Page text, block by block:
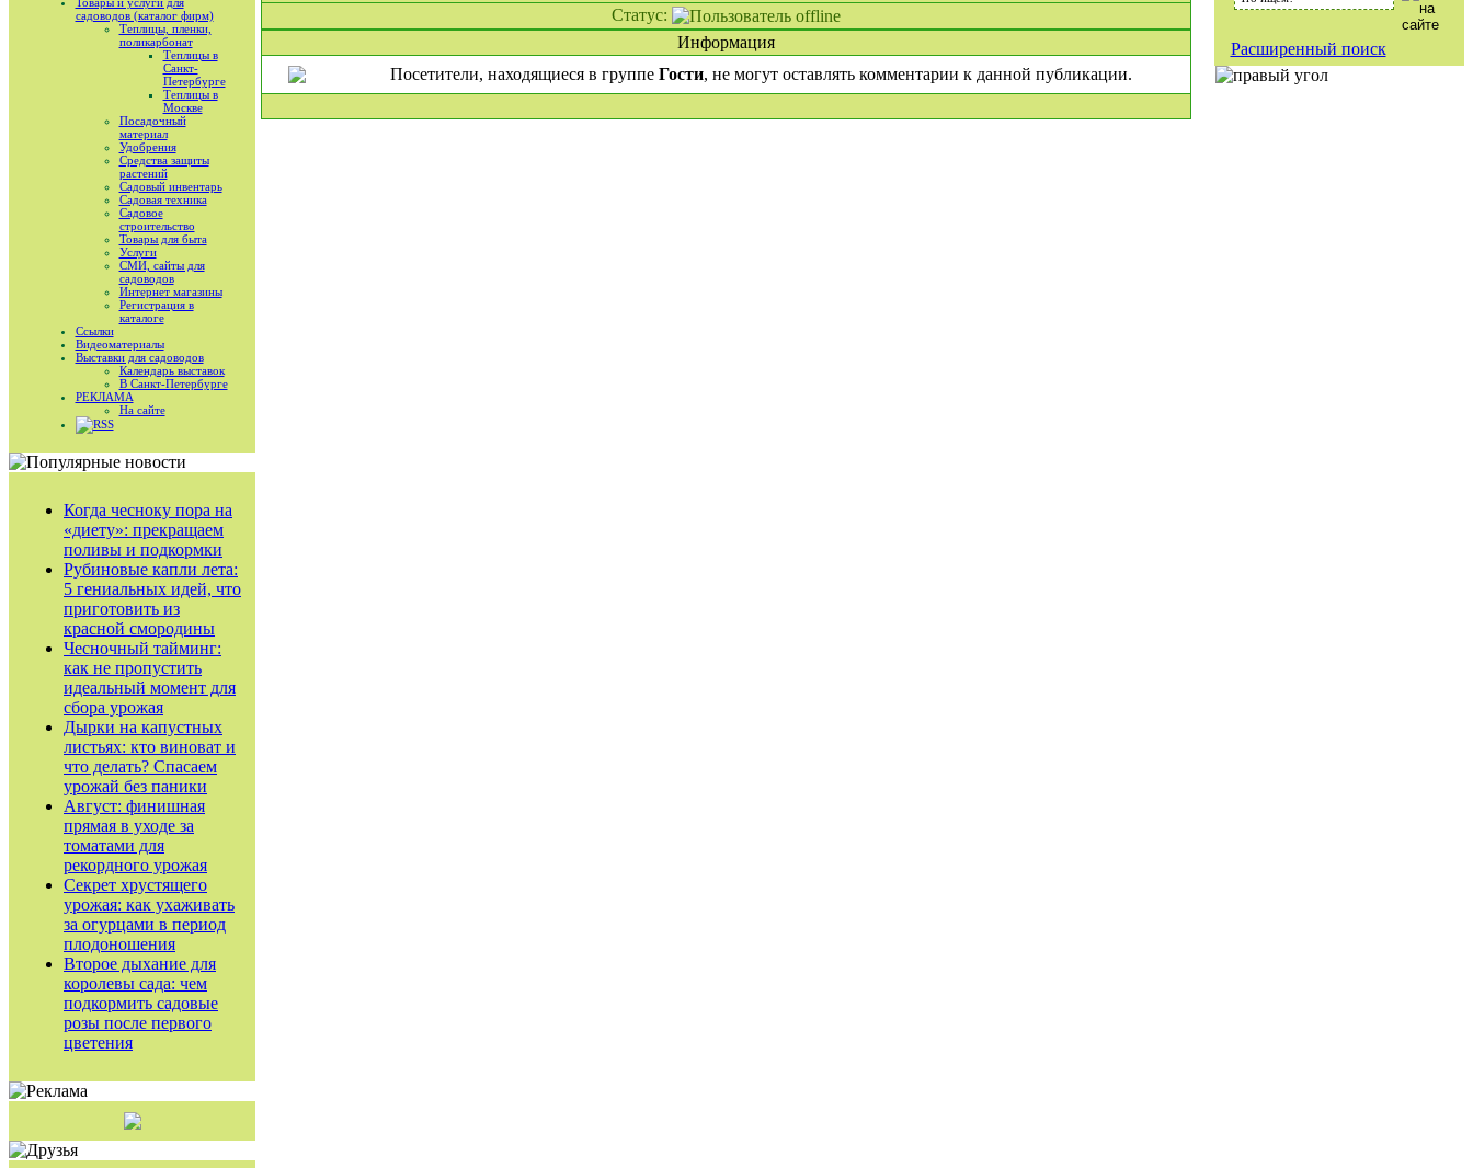
садоводов (каталог фирм)
Теплицы, пленки,
поликарбонат
Теплицы в
Санкт-
Петербурге
Теплицы в
Москве
Посадочный
материал
Удобрения
Средства защиты
растений
Садовый инвентарь
Садовая техника
Садовое
строительство
Товары для быта
Услуги
СМИ, сайты для
садоводов
Интернет магазины
Регистрация в
каталоге
Ссылки
Видеоматериалы
Выставки для садоводов
Календарь выставок
В Санкт-Петербурге
РЕКЛАМА
На сайте
RSS
Когда чесноку пора на
«диету»: прекращаем
поливы и подкормки
Рубиновые капли лета:
5 гениальных идей, что
приготовить из
красной смородины
Чесночный тайминг:
как не пропустить
идеальный момент для
сбора урожая
Дырки на капустных
листьях: кто виноват и
что делать? Спасаем
урожай без паники
Август: финишная
прямая в уходе за
томатами для
рекордного урожая
Секрет хрустящего
урожая: как ухаживать
за огурцами в период
плодоношения
Второе дыхание для
королевы сада: чем
подкормить садовые
розы после первого
цветения
Статус:
Информация
Посетители, находящиеся в группе Гости, не могут оставлять комментарии к данной публикации.
Расширенный поиск